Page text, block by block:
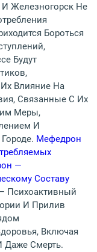
И Железногорск Не
Бороться
Будут
Влияние На
Связанные С Их
Меры,
И
Мефедрон
—
Составу
Психоактивный
И Прилив
Включая
Даже Смерть.